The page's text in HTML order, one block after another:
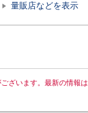
量販店などを表示
ざいます。最新の情報は